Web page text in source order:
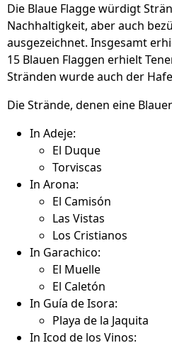
Die Blaue Flagge würdigt
Nachhaltigkeit, aber auch
ausgezeichnet. Insgesamt
15 Blauen Flaggen erhielt
Stränden wurde auch der
Die Strände, denen eine
In Adeje:
El Duque
Torviscas
In Arona:
El Camisón
Las Vistas
Los Cristianos
In Garachico:
El Muelle
El Caletón
In Guía de Isora:
Playa de la Jaquita
In Icod de los Vinos: